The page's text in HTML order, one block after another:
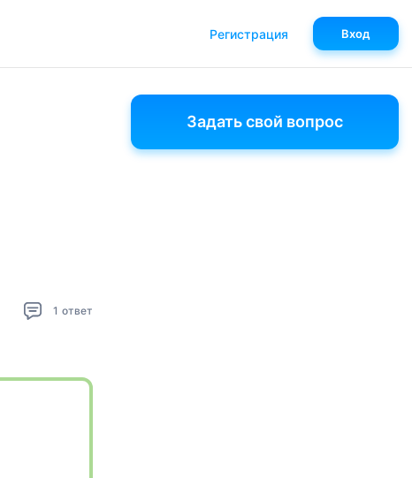
1 ответ
Задать свой вопрос
Регистрация Вход